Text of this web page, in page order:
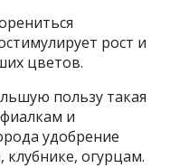
рост и
цветов.
пользу такая
и
удобрение
огурцам.